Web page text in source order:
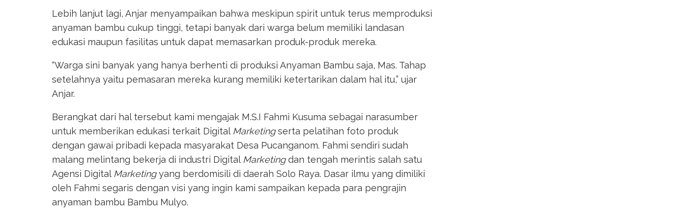
Lebih lanjut lagi, Anjar menyampaikan bahwa meskipun spirit untuk terus memproduksi
anyaman bambu cukup tinggi, tetapi banyak dari warga belum memiliki landasan
edukasi maupun fasilitas untuk dapat memasarkan produk-produk mereka.
“Warga sini banyak yang hanya berhenti di produksi Anyaman Bambu saja, Mas. Tahap
setelahnya yaitu pemasaran mereka kurang memiliki ketertarikan dalam hal itu,” ujar
Anjar.
Berangkat dari hal tersebut kami mengajak M.S.I Fahmi Kusuma sebagai narasumber
untuk memberikan edukasi terkait Digital Marketingserta pelatihan foto produk
dengan gawai pribadi kepada masyarakat Desa Pucanganom. Fahmi sendiri sudah
malang melintang bekerja di industri Digital Marketingdan tengah merintis salah satu
Agensi Digital Marketingyang berdomisili di daerah Solo Raya. Dasar ilmu yang dimiliki
oleh Fahmi segaris dengan visi yang ingin kami sampaikan kepada para pengrajin
anyaman bambu Bambu Mulyo.